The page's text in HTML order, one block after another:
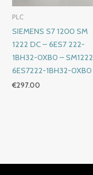
PLC
SIEMENS S7 1200 SM
1222 DC – 6ES7 222-
1BH32-0XB0 – SM1222
6ES7222-1BH32-0XB0
€297.00